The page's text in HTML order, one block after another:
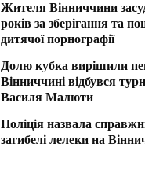
Жителя Вінниччини
років за зберігання та
дитячої порнографії
Долю кубка вирішили
Вінниччині відбувся
Василя Малюти
Поліція назвала
загибелі лелеки на